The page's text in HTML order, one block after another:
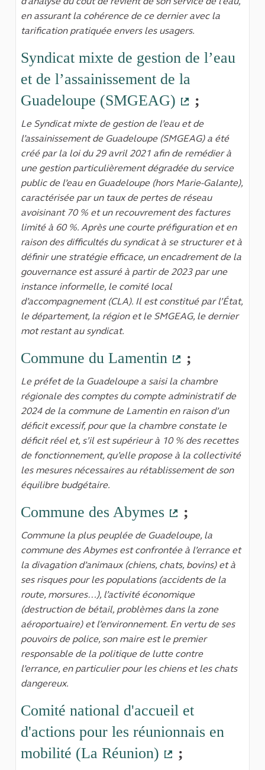
en assurant la cohérence de ce dernier avec la
tarification pratiquée envers les usagers.
Syndicat mixte de gestion de l’eau
et de l’assainissement de la
Guadeloupe (SMGEAG)
(Lien
;
Le Syndicat mixte de gestion de l’eau et de
l’assainissement de Guadeloupe (SMGEAG) a été
créé par la loi du 29 avril 2021 afin de remédier à
une gestion particulièrement dégradée du service
public de l’eau en Guadeloupe (hors Marie-Galante),
caractérisée par un taux de pertes de réseau
avoisinant 70 % et un recouvrement des factures
limité à 60 %. Après une courte préfiguration et en
raison des difficultés du syndicat à se structurer et à
définir une stratégie efficace, un encadrement de la
gouvernance est assuré à partir de 2023 par une
instance informelle, le comité local
d’accompagnement (CLA). Il est constitué par l’État,
le département, la région et le SMGEAG, le dernier
mot restant au syndicat.
Commune du Lamentin
(Lien externe)
;
Le préfet de la Guadeloupe a saisi la chambre
régionale des comptes du compte administratif de
2024 de la commune de Lamentin en raison d’un
déficit excessif, pour que la chambre constate le
déficit réel et, s’il est supérieur à 10 % des recettes
de fonctionnement, qu’elle propose à la collectivité
les mesures nécessaires au rétablissement de son
équilibre budgétaire.
Commune des Abymes
(Lien externe)
;
Commune la plus peuplée de Guadeloupe, la
commune des Abymes est confrontée à l’errance et
la divagation d’animaux (chiens, chats, bovins) et à
ses risques pour les populations (accidents de la
route, morsures…), l’activité économique
(destruction de bétail, problèmes dans la zone
aéroportuaire) et l’environnement. En vertu de ses
pouvoirs de police, son maire est le premier
responsable de la politique de lutte contre
l’errance, en particulier pour les chiens et les chats
dangereux.
Comité national d'accueil et
d'actions pour les réunionnais en
mobilité (La Réunion)
;